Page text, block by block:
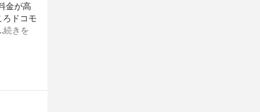
金が高
ろドコモ
続きを